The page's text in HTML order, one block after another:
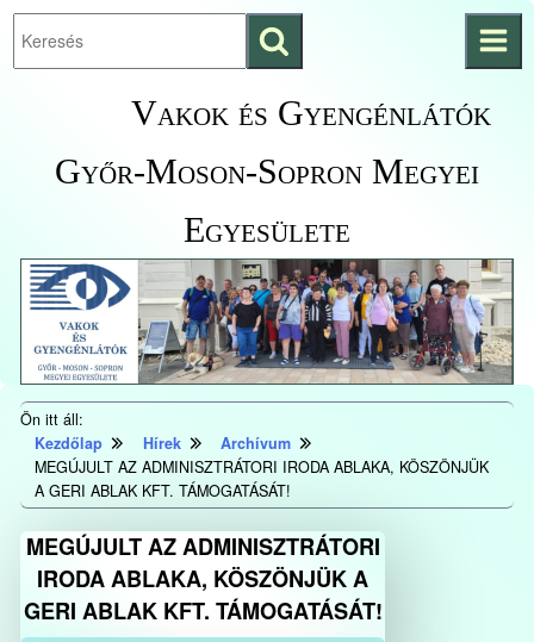
Ugrás a fő
KezdőlapraVakok és Gyengénlátók
Győr-Moson-Sopron Megyei
Egyesülete
Keresés
indítása
Ön itt áll:
Kezdőlap
Hírek
Archívum
MEGÚJULT AZ ADMINISZTRÁTORI IRODA ABLAKA, KÖSZÖNJÜK
A GERI ABLAK KFT. TÁMOGATÁSÁT!
MEGÚJULT AZ ADMINISZTRÁTORI
IRODA ABLAKA, KÖSZÖNJÜK A
GERI ABLAK KFT. TÁMOGATÁSÁT!